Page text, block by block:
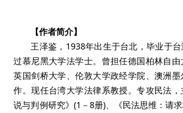
【作者简介】
王泽鉴，1938年出生于台北，毕业于
过慕尼黑大学法学士。曾担任德国柏林自
英国剑桥大学、伦敦大学政经学院、澳洲
作。现任台湾大学法律系教授。专攻民法
说与判例研究》(1－8册)、《民法思维：请求